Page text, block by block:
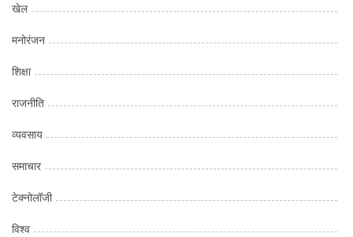
खेल
मनोरंजन
शिक्षा
राजनीति
व्यवसाय
समाचार
टेक्नोलॉजी
विश्व